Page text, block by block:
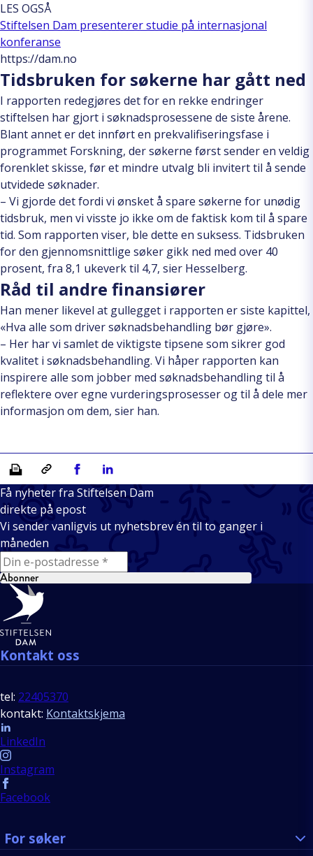
LES OGSÅ
Stiftelsen Dam presenterer studie på internasjonal
konferanse
https://dam.no
Tidsbruken for søkerne har gått ned
I rapporten redegjøres det for en rekke endringer
stiftelsen har gjort i søknadsprosessene de siste årene.
Blant annet er det innført en prekvalifiseringsfase i
programmet Forskning, der søkerne først sender en veldig
forenklet skisse, før et mindre utvalg bli invitert til å sende
utvidede søknader.
– Vi gjorde det fordi vi ønsket å spare søkerne for unødig
tidsbruk, men vi visste jo ikke om de faktisk kom til å spare
tid. Som rapporten viser, ble dette en suksess. Tidsbruken
for den gjennomsnittlige søker gikk ned med over 40
prosent, fra 8,1 ukeverk til 4,7, sier Hesselberg.
Råd til andre finansiører
Han mener likevel at gullegget i rapporten er siste kapittel,
«Hva alle som driver søknadsbehandling bør gjøre».
– Her har vi samlet de viktigste tipsene som sikrer god
kvalitet i søknadsbehandling. Vi håper rapporten kan
inspirere alle som jobber med søknadsbehandling til å
reflektere over egne vurderingsprosesser og til å dele mer
informasjon om dem, sier han.
Skriv ut Kopiera länkDel på Facebook
Del på Linkedin
Få nyheter fra Stiftelsen Dam
direkte på epost
Vi sender vanligvis ut nyhetsbrev én til to ganger i
måneden
E-mail
Abonner
Bunntekst
Kontakt oss
tel: 22405370
kontakt: Kontaktskjema
Follow us
LinkedIn
Instagram
Facebook
For søker